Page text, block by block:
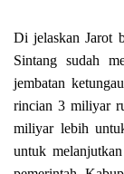
Di jelaskan Jarot
Sintang sudah
jembatan
rincian 3 miliyar
miliyar lebih
untuk